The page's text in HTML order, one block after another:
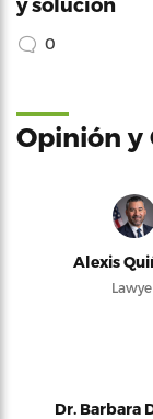
0
Opinión y
Alexis
Dr. Barbara